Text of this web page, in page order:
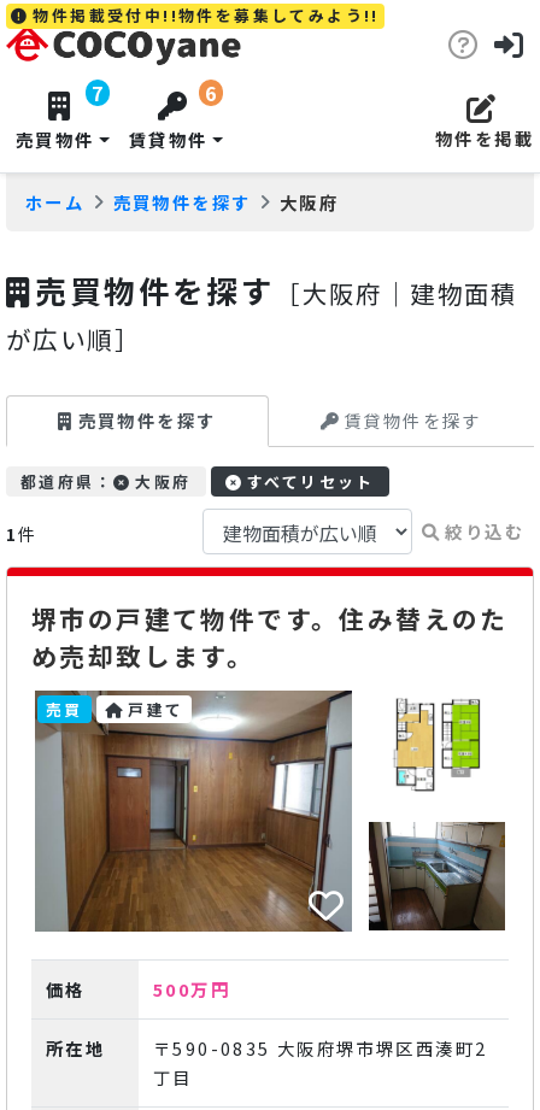
物件掲載受付中!!物件を募集してみよう!!
7
売買物件
6
賃貸物件 物件を掲載
ホーム 売買物件を探す 大阪府
売買物件を探す ［大阪府｜建物面積
が広い順］
売買物件を探す 賃貸物件を探す
都道府県： 大阪府 すべてリセット
1件 絞り込む
堺市の戸建て物件です。住み替えのた
め売却致します。
売買 戸建て
価格 500万円
所在地
〒590-0835 大阪府堺市堺区西湊町2
丁目